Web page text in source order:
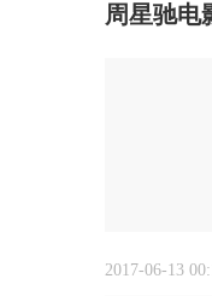
周星驰电
2017-06-13